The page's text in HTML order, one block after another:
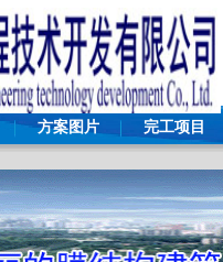
方案图片 完工项目